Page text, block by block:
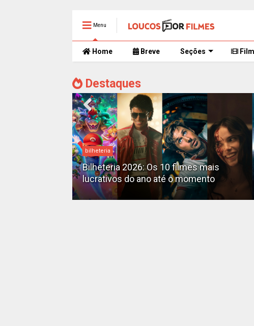
Menu
Home Breve Seções
Destaques
bilheteria
Bilheteria 2026: Os 10 filmes mais
lucrativos do ano até o momento